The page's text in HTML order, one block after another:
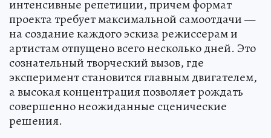
интенсивные репетиции, причем формат
проекта требует максимальной самоотдачи —
на создание каждого эскиза режиссерам и
артистам отпущено всего несколько дней. Это
сознательный творческий вызов, где
эксперимент становится главным двигателем,
а высокая концентрация позволяет рождать
совершенно неожиданные сценические
решения.